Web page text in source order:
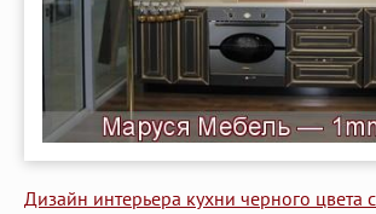
Дизайн интерьера кухни черного цвета